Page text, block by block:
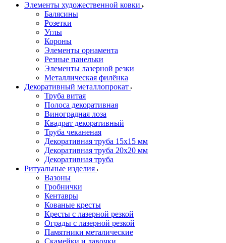
Элементы художественной ковки
Балясины
Розетки
Углы
Короны
Элементы орнамента
Резные панельки
Элементы лазерной резки
Металлическая филёнка
Декоративный металлопрокат
Труба витая
Полоса декоративная
Виноградная лоза
Квадрат декоративный
Труба чеканеная
Декоративная труба 15х15 мм
Декоративная труба 20х20 мм
Декоративная труба
Ритуальные изделия
Вазоны
Гробнички
Кентавры
Кованые кресты
Кресты с лазерной резкой
Ограды с лазерной резкой
Памятники металические
Скамейки и лавочки